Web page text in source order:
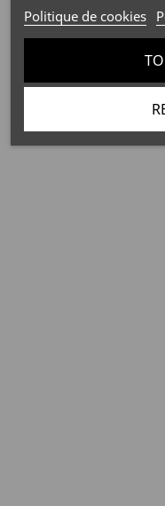
Politique de cookies